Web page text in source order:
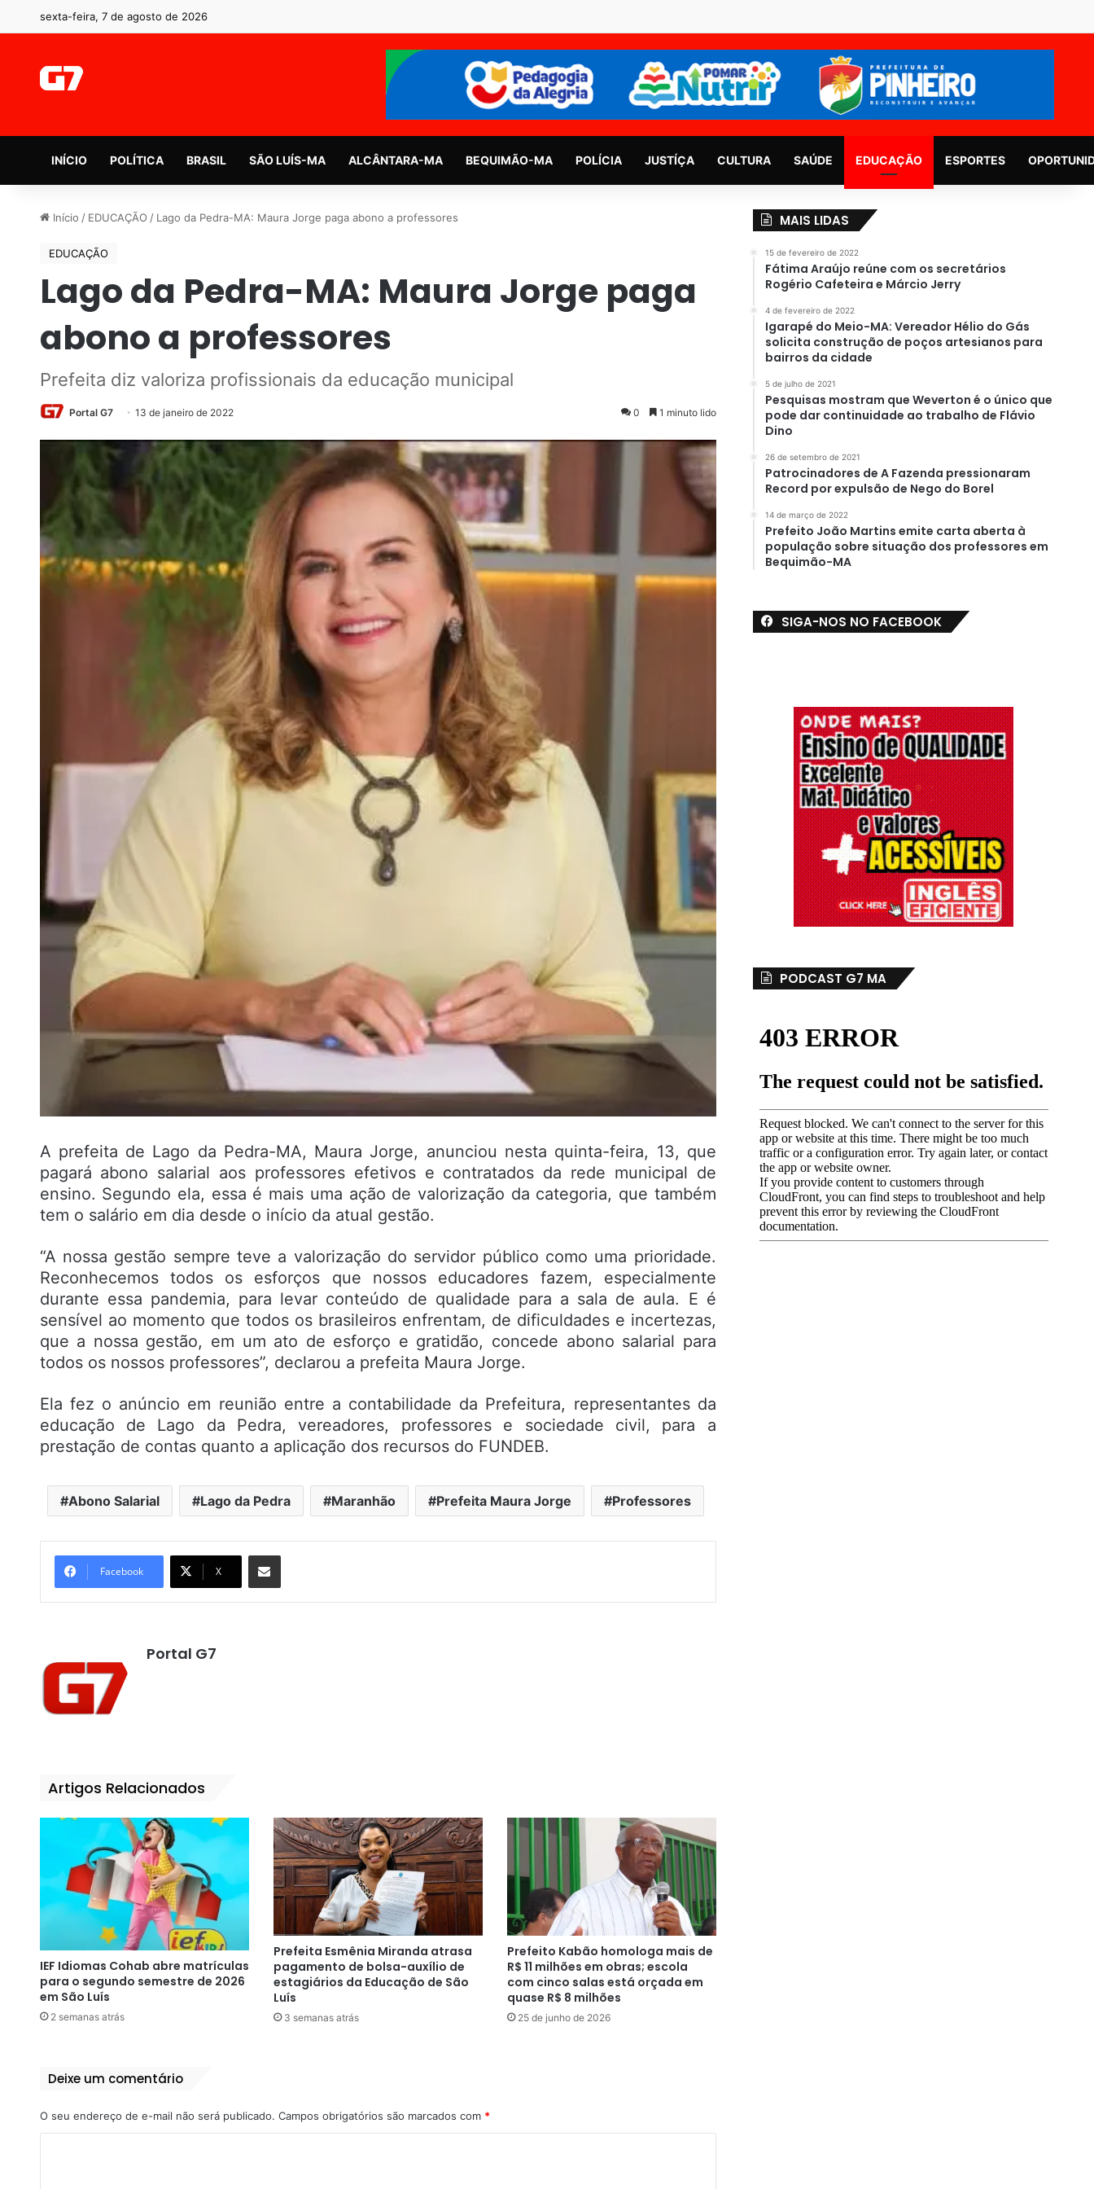
sexta-feira, 7 de agosto de 2026
INÍCIO POLÍTICA BRASIL SÃO LUÍS-MA ALCÂNTARA-MA BEQUIMÃO-MA POLÍCIA JUSTÍÇA CULTURA SAÚDE EDUCAÇÃO ESPORTES
Início / EDUCAÇÃO / Lago da Pedra-MA: Maura Jorge paga abono a professores
EDUCAÇÃO
Lago da Pedra-MA: Maura Jorge paga
abono a professores
Prefeita diz valoriza profissionais da educação municipal
Portal G7 13 de janeiro de 2022 0 1 minuto lido
A prefeita de Lago da Pedra-MA, Maura Jorge, anunciou nesta quinta-feira, 13, que
pagará abono salarial aos professores efetivos e contratados da rede municipal de
ensino. Segundo ela, essa é mais uma ação de valorização da categoria, que também
tem o salário em dia desde o início da atual gestão.
“A nossa gestão sempre teve a valorização do servidor público como uma prioridade.
Reconhecemos todos os esforços que nossos educadores fazem, especialmente
durante essa pandemia, para levar conteúdo de qualidade para a sala de aula. E é
sensível ao momento que todos os brasileiros enfrentam, de dificuldades e incertezas,
que a nossa gestão, em um ato de esforço e gratidão, concede abono salarial para
todos os nossos professores”, declarou a prefeita Maura Jorge.
Ela fez o anúncio em reunião entre a contabilidade da Prefeitura, representantes da
educação de Lago da Pedra, vereadores, professores e sociedade civil, para a
prestação de contas quanto a aplicação dos recursos do FUNDEB.
Abono Salarial Lago da Pedra Maranhão Prefeita Maura Jorge Professores
Facebook X
Compartilhar por e-mail
Portal G7
Artigos Relacionados
IEF Idiomas Cohab abre matrículas
para o segundo semestre de 2026
em São Luís
2 semanas atrás
Prefeita Esmênia Miranda atrasa
pagamento de bolsa-auxílio de
estagiários da Educação de São
Luís
3 semanas atrás
Prefeito Kabão homologa mais de
R$ 11 milhões em obras; escola
com cinco salas está orçada em
quase R$ 8 milhões
25 de junho de 2026
Deixe um comentário
O seu endereço de e-mail não será publicado. Campos obrigatórios são marcados com *
MAIS LIDAS
15 de fevereiro de 2022
Fátima Araújo reúne com os secretários
Rogério Cafeteira e Márcio Jerry
4 de fevereiro de 2022
Igarapé do Meio-MA: Vereador Hélio do Gás
solicita construção de poços artesianos para
bairros da cidade
5 de julho de 2021
Pesquisas mostram que Weverton é o único que
pode dar continuidade ao trabalho de Flávio
Dino
26 de setembro de 2021
Patrocinadores de A Fazenda pressionaram
Record por expulsão de Nego do Borel
14 de março de 2022
Prefeito João Martins emite carta aberta à
população sobre situação dos professores em
Bequimão-MA
SIGA-NOS NO FACEBOOK
PODCAST G7 MA